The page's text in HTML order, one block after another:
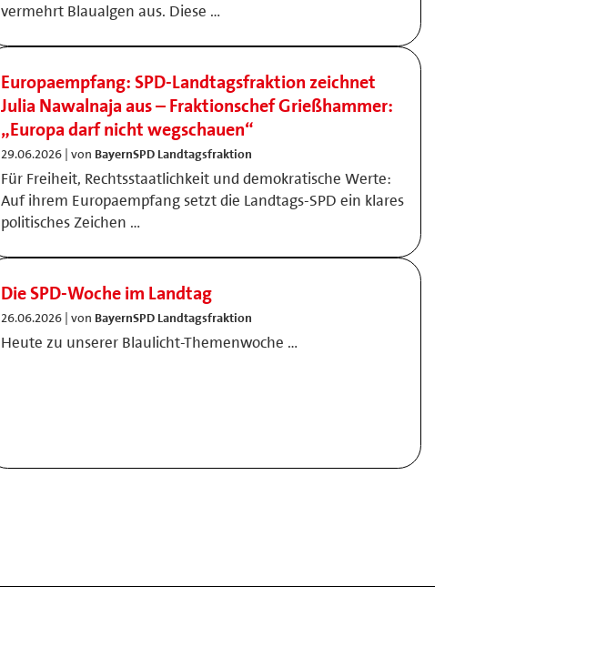
vermehrt Blaualgen aus. Diese …
Europaempfang: SPD-Landtagsfraktion zeichnet
Julia Nawalnaja aus – Fraktionschef Grießhammer:
„Europa darf nicht wegschauen“
29.06.2026 | von BayernSPD Landtagsfraktion
Für Freiheit, Rechtsstaatlichkeit und demokratische Werte:
Auf ihrem Europaempfang setzt die Landtags-SPD ein klares
politisches Zeichen …
Die SPD-Woche im Landtag
26.06.2026 | von BayernSPD Landtagsfraktion
Heute zu unserer Blaulicht-Themenwoche …